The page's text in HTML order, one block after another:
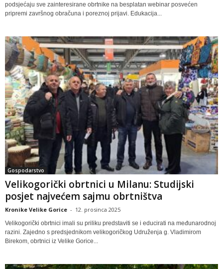
podsjećaju sve zainteresirane obrtnike na besplatan webinar posvećen
pripremi završnog obračuna i poreznoj prijavi. Edukacija...
Gospodarstvo
Velikogorički obrtnici u Milanu: Studijski
posjet najvećem sajmu obrtništva
Kronike Velike Gorice - 12. prosinca 2025
Velikogorički obrtnici imali su priliku predstaviti se i educirati na međunarodnoj
razini. Zajedno s predsjednikom velikogoričkog Udruženja g. Vladimirom
Birekom, obrtnici iz Velike Gorice...